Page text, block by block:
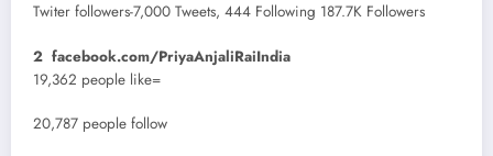
Twiter followers-7,000 Tweets, 444 Following 187.7K Followers
2 facebook.com/PriyaAnjaliRaiIndia
19,362 people like=
20,787 people follow